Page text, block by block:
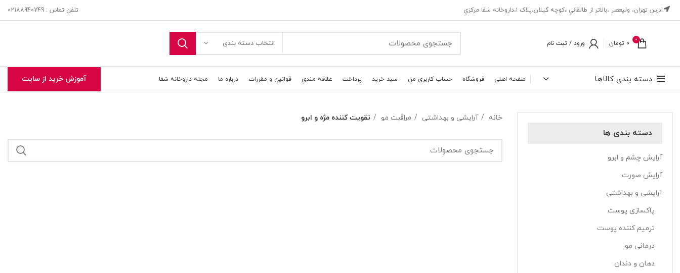
ادرس تهران، ‎وليعصر ،بالاتر از طالقاني ،كوچه گيلان،پلاک ۱،داروخانه شفا مركزي تلفن تماس : 02188940749
0
0 تومان ورود / ثبت نام انتخاب دسته بندی
دسته بندی کالاها صفحه اصلی فروشگاه حساب کاربری من سبد خرید پرداخت علاقه مندی قوانین و مقررات درباره ما مجله داروخانه شفا آموزش خرید از سایت
دسته بندی ها
آرایش چشم و ابرو
آرایش صورت
آرایشی و بهداشتی
پاکسازی پوست
ترمیم کننده پوست
درمانی مو
دهان و دندان
خانه آرایشی و بهداشتی مراقبت مو تقویت کننده مژه و ابرو